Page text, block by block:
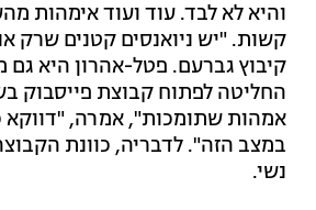
והיא לא לבד. עוד ועוד אימהות
קשות. "יש ניואנסים קטנים שרק
קיבוץ גברעם. פטל-אהרון היא
החליטה לפתוח קבוצת פייסבוק
אמהות שתומכות", אמרה, "דווקא
במצב הזה". לדבריה, כוונת
נשי.